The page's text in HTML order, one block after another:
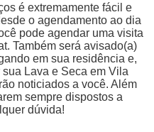
é extremamente fácil e
o agendamento ao dia
pode agendar uma visita
Também será avisado(a)
em sua residência e,
Lava e Seca em Vila
noticiados a você. Além
sempre dispostos a
dúvida!